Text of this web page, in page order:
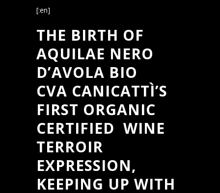
[:en]
THE BIRTH OF
AQUILAE NERO
D’AVOLA BIO
CVA CANICATTÌ’S
FIRST ORGANIC
CERTIFIED WINE
TERROIR
EXPRESSION,
KEEPING UP WITH